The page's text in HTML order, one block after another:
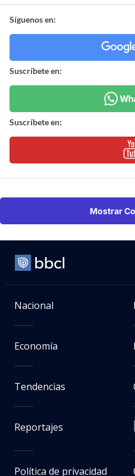
Síguenos en:
Suscríbete en:
Suscríbete en:
Mostrar
Nacional
Economía
Tendencias
Reportajes
Política de privacidad